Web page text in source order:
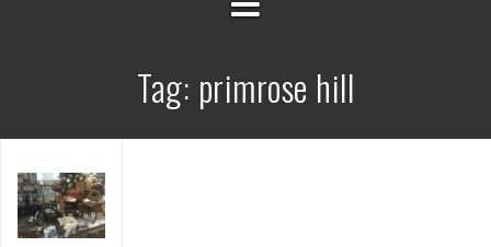
Tag: primrose hill